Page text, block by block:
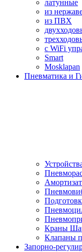
латунные
из
из ПВХ
с WiFi
Smart
Mosklapan
Пневматика и
Краны
Клапаны
Запорно-